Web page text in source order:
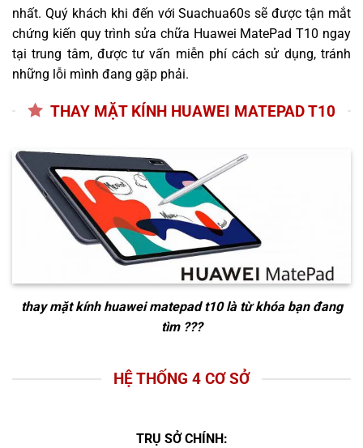
nhất. Quý khách khi đến với Suachua60s sẽ được tận mắt
chứng kiến quy trình sửa chữa Huawei MatePad T10 ngay
tại trung tâm, được tư vấn miễn phí cách sử dụng, tránh
những lỗi mình đang gặp phải.
THAY MẶT KÍNH HUAWEI MATEPAD T10
thay mặt kính huawei matepad t10là từ khóa bạn đang
tìm ???
HỆ THỐNG 4 CƠ SỞ
TRỤ SỞ CHÍNH: